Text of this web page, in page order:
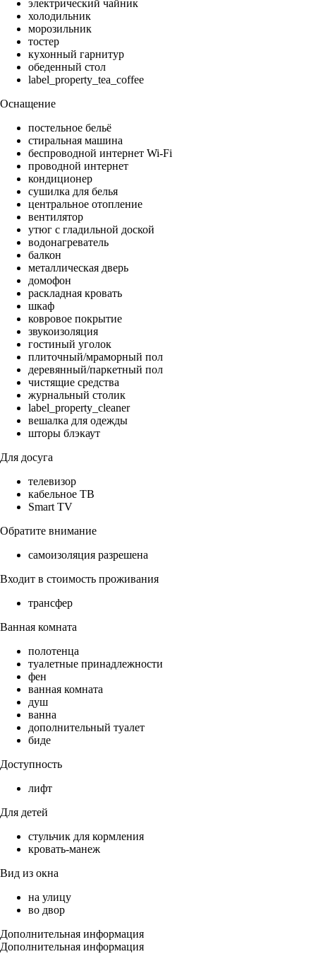
электрический чайник
холодильник
морозильник
тостер
кухонный гарнитур
обеденный стол
label_property_tea_coffee
Оснащение
постельное бельё
стиральная машина
беспроводной интернет Wi-Fi
проводной интернет
кондиционер
сушилка для белья
центральное отопление
вентилятор
утюг с гладильной доской
водонагреватель
балкон
металлическая дверь
домофон
раскладная кровать
шкаф
ковровое покрытие
звукоизоляция
гостиный уголок
плиточный/мраморный пол
деревянный/паркетный пол
чистящие средства
журнальный столик
label_property_cleaner
вешалка для одежды
шторы блэкаут
Для досуга
телевизор
кабельное ТВ
Smart TV
Обратите внимание
самоизоляция разрешена
Входит в стоимость проживания
трансфер
Ванная комната
полотенца
туалетные принадлежности
фен
ванная комната
душ
ванна
дополнительный туалет
биде
Доступность
лифт
Для детей
стульчик для кормления
кровать-манеж
Вид из окна
на улицу
во двор
Дополнительная информация
Дополнительная информация